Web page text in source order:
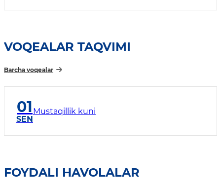
VOQEALAR TAQVIMI
Barcha voqealar
01
SEN
Mustaqillik kuni
FOYDALI HAVOLALAR